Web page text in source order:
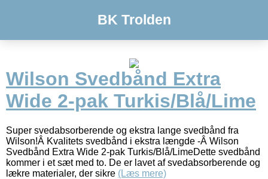
BK Trolden
Wilson Svedbånd Extra
Wide 2-pak Turkis/Blå/Lime
Super svedabsorberende og ekstra lange svedbånd fra
Wilson!Â Kvalitets svedbånd i ekstra længde -Â Wilson
Svedbånd Extra Wide 2-pak Turkis/Blå/LimeDette svedbånd
kommer i et sæt med to. De er lavet af svedabsorberende og
lækre materialer, der sikre (Læs mere)